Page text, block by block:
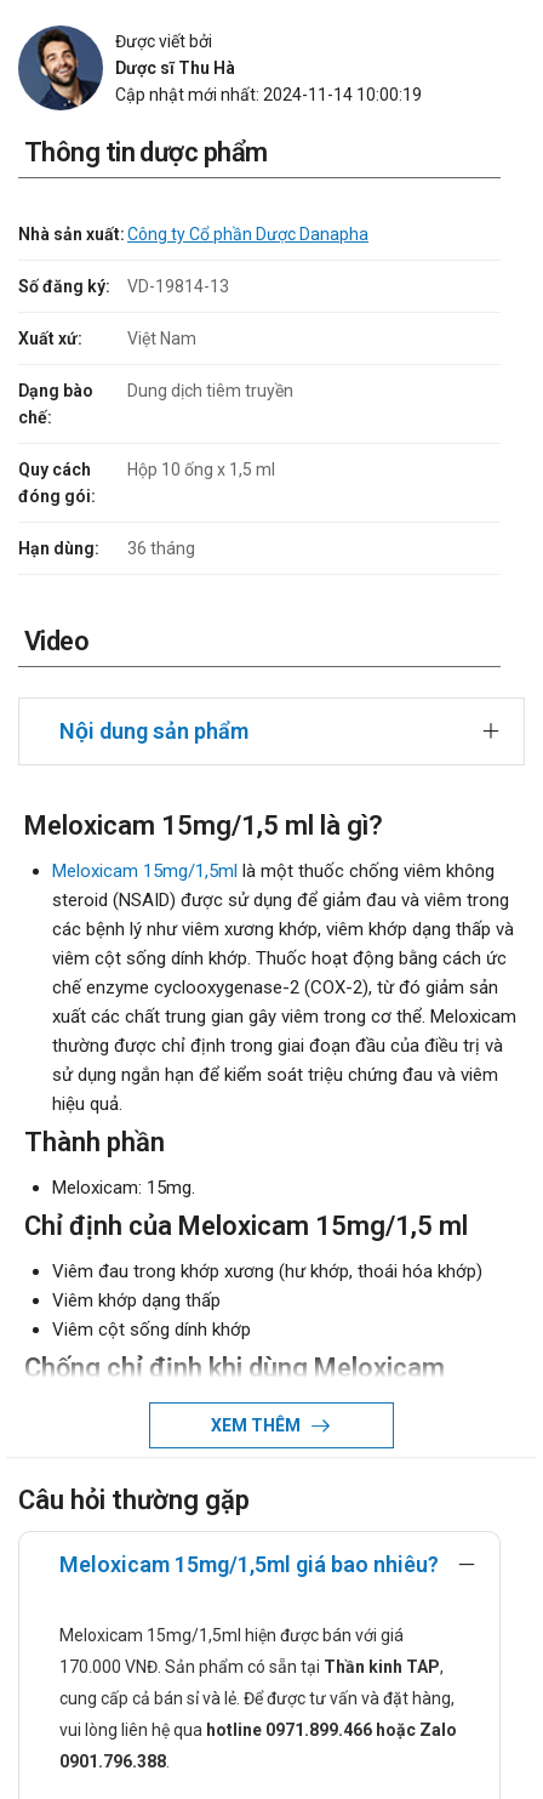
Được viết bởi
Dược sĩ Thu Hà
Cập nhật mới nhất: 2024-11-14 10:00:19
Thông tin dược phẩm
Nhà sản xuất:Công ty Cổ phần Dược Danapha
Số đăng ký: VD-19814-13
Xuất xứ: Việt Nam
Dạng bào
chế:
Dung dịch tiêm truyền
Quy cách
đóng gói:
Hộp 10 ống x 1,5 ml
Hạn dùng: 36 tháng
Video
Nội dung sản phẩm
Meloxicam 15mg/1,5 ml là gì?
Meloxicam 15mg/1,5ml là một thuốc chống viêm không
steroid (NSAID) được sử dụng để giảm đau và viêm trong
các bệnh lý như viêm xương khớp, viêm khớp dạng thấp và
viêm cột sống dính khớp. Thuốc hoạt động bằng cách ức
chế enzyme cyclooxygenase-2 (COX-2), từ đó giảm sản
xuất các chất trung gian gây viêm trong cơ thể. Meloxicam
thường được chỉ định trong giai đoạn đầu của điều trị và
sử dụng ngắn hạn để kiểm soát triệu chứng đau và viêm
hiệu quả.
Thành phần
Meloxicam: 15mg.
Chỉ định của Meloxicam 15mg/1,5 ml
Viêm đau trong khớp xương (hư khớp, thoái hóa khớp)
Viêm khớp dạng thấp
Viêm cột sống dính khớp
Chống chỉ định khi dùng Meloxicam
15mg/1,5 ml
Người bệnh quá mẫn với các thành phần của thuốc.
viêm không steroid khác
Người có tiền sử hen phế quản, polyp mũi, phù mạch thần
kinh hoặc bị phù Quincke, mày đay sau khi dùng aspirin
Loét dạ dày tá tràng tiến triển.
Chảy máu dạ dày, chảy máu não.
Cách dùng và liều dùng của Meloxicam
15mg/1,5 ml
XEM THÊM
Câu hỏi thường gặp
Meloxicam 15mg/1,5ml giá bao nhiêu?
Meloxicam 15mg/1,5ml hiện được bán với giá
170.000 VNĐ. Sản phẩm có sẵn tại Thần kinh TAP,
cung cấp cả bán sỉ và lẻ. Để được tư vấn và đặt hàng,
vui lòng liên hệ qua hotline 0971.899.466 hoặc Zalo
0901.796.388